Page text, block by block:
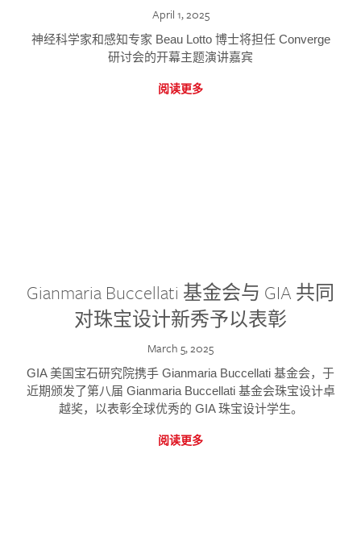
April 1, 2025
神经科学家和感知专家 Beau Lotto 博士将担任 Converge
研讨会的开幕主题演讲嘉宾
阅读更多
Gianmaria Buccellati 基金会与 GIA 共同
对珠宝设计新秀予以表彰
March 5, 2025
GIA 美国宝石研究院携手 Gianmaria Buccellati 基金会，于
近期颁发了第八届 Gianmaria Buccellati 基金会珠宝设计卓
越奖，以表彰全球优秀的 GIA 珠宝设计学生。
阅读更多